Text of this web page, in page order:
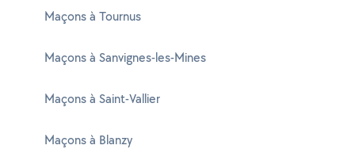
Maçons à Tournus
Maçons à Sanvignes-les-Mines
Maçons à Saint-Vallier
Maçons à Blanzy